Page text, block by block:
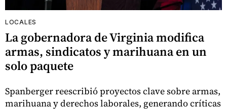
LOCALES
La gobernadora de Virginia modifica
armas, sindicatos y marihuana en un
solo paquete
Spanberger reescribió proyectos clave sobre armas,
marihuana y derechos laborales, generando críticas